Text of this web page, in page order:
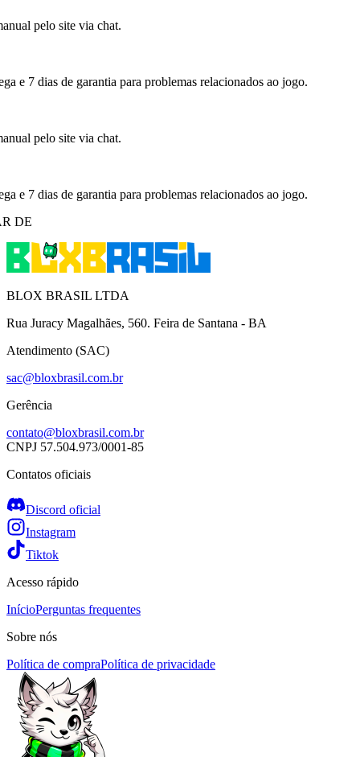
pelo site via chat.
e 7 dias de garantia para problemas relacionados ao jogo.
pelo site via chat.
e 7 dias de garantia para problemas relacionados ao jogo.
DE
BLOX BRASIL LTDA
Rua Juracy Magalhães, 560. Feira de Santana - BA
Atendimento (SAC)
sac@bloxbrasil.com.br
Gerência
contato@bloxbrasil.com.br
CNPJ 57.504.973/0001-85
Contatos oficiais
Discord oficial
Instagram
Tiktok
Acesso rápido
InícioPerguntas frequentes
Sobre nós
Política de compraPolítica de privacidade